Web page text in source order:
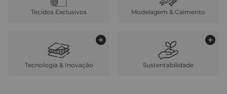
Tecidos Exclusivos Modelagem & Caimento
Tecnologia & Inovação Sustentabilidade